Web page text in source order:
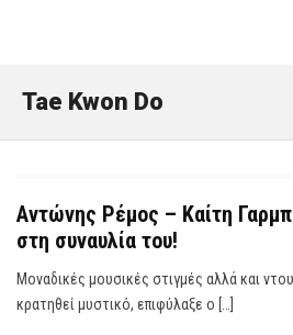
Tae Kwon Do
Αντώνης Ρέμος – Καίτη
στη συναυλία του!
Μοναδικές μουσικές στιγμές αλλά και
κρατηθεί μυστικό, επιφύλαξε ο […]